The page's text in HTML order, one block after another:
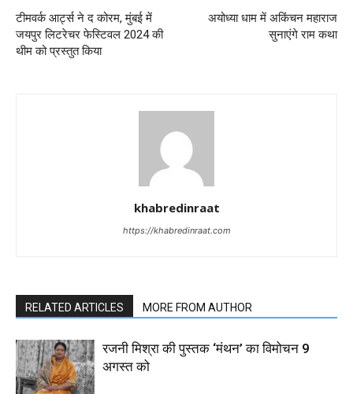
टीमवर्क आर्ट्स ने द कोरम, मुंबई में
जयपुर लिटरेचर फेस्टिवल 2024 की
थीम को प्रस्तुत किया
अयोध्या धाम में अकिंचन महाराज
सुनाएंगे राम कथा
khabredinraat
https://khabredinraat.com
RELATED ARTICLES MORE FROM AUTHOR
रजनी मिश्रा की पुस्तक ‘मंथन’ का विमोचन 9
अगस्त को